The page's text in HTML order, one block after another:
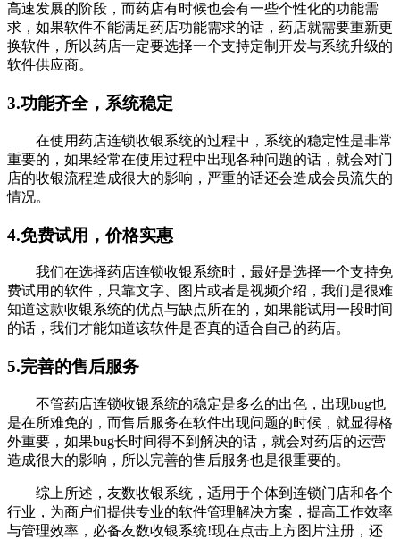
高速发展的阶段，而药店有时候也会有一些个性化的功能需
求，如果软件不能满足药店功能需求的话，药店就需要重新更
换软件，所以药店一定要选择一个支持定制开发与系统升级的
软件供应商。
3.功能齐全，系统稳定
在使用药店连锁收银系统的过程中，系统的稳定性是非常
重要的，如果经常在使用过程中出现各种问题的话，就会对门
店的收银流程造成很大的影响，严重的话还会造成会员流失的
情况。
4.免费试用，价格实惠
我们在选择药店连锁收银系统时，最好是选择一个支持免
费试用的软件，只靠文字、图片或者是视频介绍，我们是很难
知道这款收银系统的优点与缺点所在的，如果能试用一段时间
的话，我们才能知道该软件是否真的适合自己的药店。
5.完善的售后服务
不管药店连锁收银系统的稳定是多么的出色，出现bug也
是在所难免的，而售后服务在软件出现问题的时候，就显得格
外重要，如果bug长时间得不到解决的话，就会对药店的运营
造成很大的影响，所以完善的售后服务也是很重要的。
综上所述，友数收银系统，适用于个体到连锁门店和各个
行业，为商户们提供专业的软件管理解决方案，提高工作效率
与管理效率，必备友数收银系统!现在点击上方图片注册，还